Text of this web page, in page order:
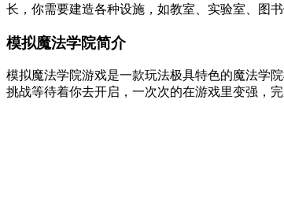
长，你需要建造各种设施，如教室、实验室、图
模拟魔法学院简介
模拟魔法学院游戏是一款玩法极具特色的魔法学
挑战等待着你去开启，一次次的在游戏里变强，完